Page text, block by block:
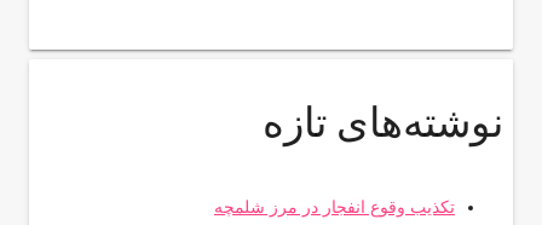
نوشته‌های تازه
تکذیب وقوع انفجار در مرز شلمچه